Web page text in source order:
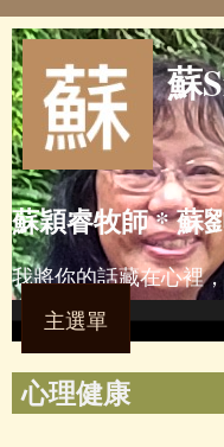
Skip to main content
蘇
蘇穎睿牧師 * 蘇
我將你的話藏在心裡
主選單
心理健康